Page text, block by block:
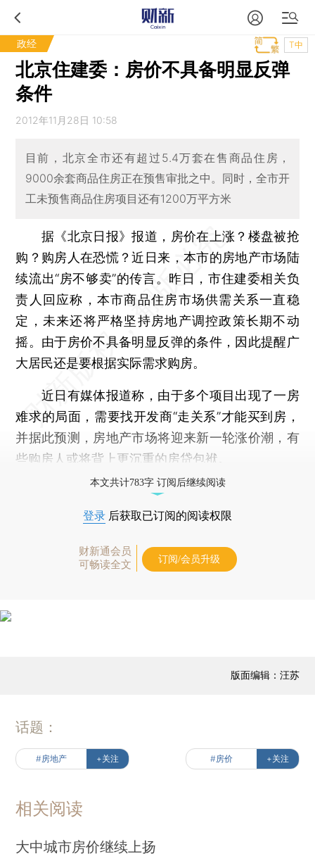
政经 T中
北京住建委：房价不具备明显反弹
条件
2012年11月28日 10:58
目前，北京全市还有超过5.4万套在售商品住房，
9000余套商品住房正在预售审批之中。同时，全市开
工未预售商品住房项目还有1200万平方米
据《北京日报》报道，房价在上涨？楼盘被抢
购？购房人在恐慌？近日来，本市的房地产市场陆
续流出“房不够卖”的传言。昨日，市住建委相关负
责人回应称，本市商品住房市场供需关系一直稳
定，未来还将严格坚持房地产调控政策长期不动
摇。由于房价不具备明显反弹的条件，因此提醒广
大居民还是要根据实际需求购房。
近日有媒体报道称，由于多个项目出现了一房
难求的局面，需要找开发商“走关系”才能买到房，
并据此预测，房地产市场将迎来新一轮涨价潮，有
些购房人或将背上更沉重的房贷包袱。
本文共计783字 订阅后继续阅读
登录 后获取已订阅的阅读权限
财新通会员
可畅读全文
订阅/会员升级
版面编辑：汪苏
话题：
#房地产 +关注 #房价 +关注
相关阅读
大中城市房价继续上扬